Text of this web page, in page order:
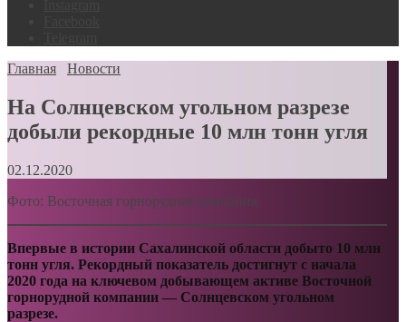
Главная
Новости
На Солнцевском угольном разрезе
добыли рекордные 10 млн тонн угля
02.12.2020
Фото: Восточная горнорудная компания
Впервые в истории Сахалинской области добыто 10 млн
тонн угля. Рекордный показатель достигнут с начала
2020 года на ключевом добывающем активе Восточной
горнорудной компании — Солнцевском угольном
разрезе.